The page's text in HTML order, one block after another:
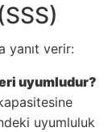
yanıt verir:
uyumludur?
uyumluluk